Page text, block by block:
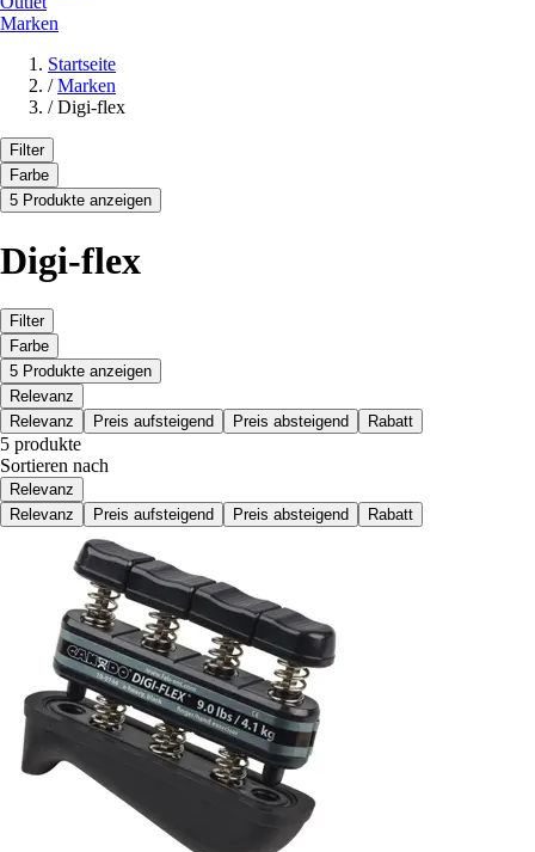
Marken
Startseite
/ Marken
/ Digi-flex
Filter
Farbe
5 Produkte anzeigen
Digi-flex
Filter
Farbe
5 Produkte anzeigen
Relevanz
Relevanz
Preis aufsteigend Preis absteigend Rabatt
5 produkte
Sortieren nach
Relevanz
Relevanz
Preis aufsteigend Preis absteigend Rabatt